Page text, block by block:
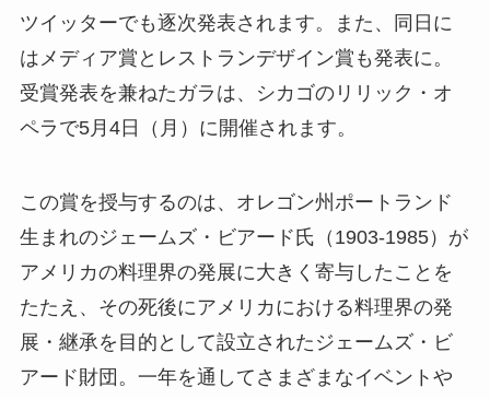
ツイッターでも逐次発表されます。また、同日に
はメディア賞とレストランデザイン賞も発表に。
受賞発表を兼ねたガラは、シカゴのリリック・オ
ペラで5月4日（月）に開催されます。
この賞を授与するのは、オレゴン州ポートランド
生まれのジェームズ・ビアード氏（1903-1985）が
アメリカの料理界の発展に大きく寄与したことを
たたえ、その死後にアメリカにおける料理界の発
展・継承を目的として設立されたジェームズ・ビ
アード財団。一年を通してさまざまなイベントや